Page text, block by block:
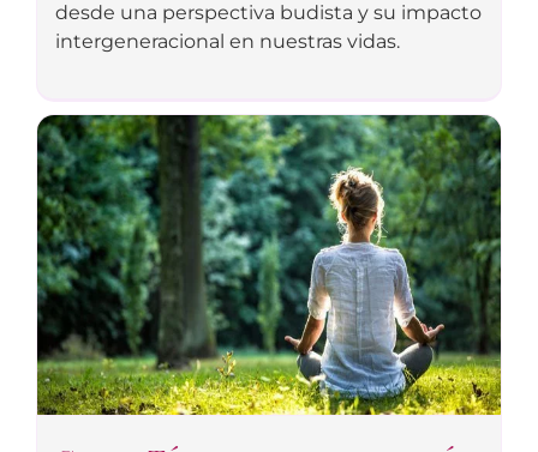
desde una perspectiva budista y su impacto
intergeneracional en nuestras vidas.